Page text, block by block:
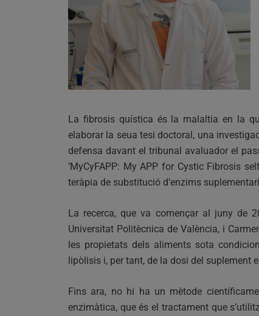
La fibrosis quística és la malaltia en la
elaborar la seua tesi doctoral, una
defensa davant el tribunal avaluador el
‘MyCyFAPP: My APP for Cystic Fibrosis
teràpia de substitució d’enzims
La recerca, que va començar al juny de
Universitat Politècnica de València, i
les propietats dels aliments sota
lipòlisis i, per tant, de la dosi del suplement
Fins ara, no hi ha un mètode
enzimàtica, que és el tractament que